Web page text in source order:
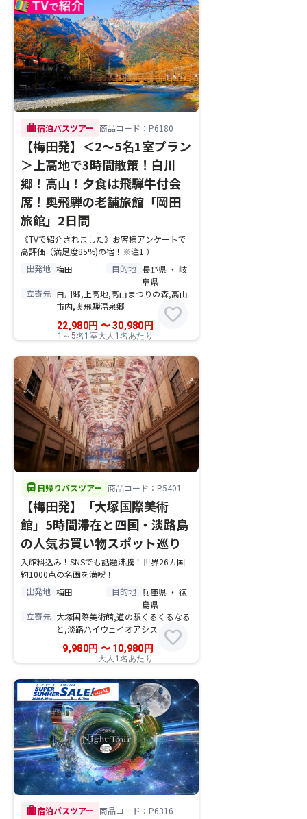
trip宿泊バスツアー 商品コード：P6180
【梅田発】＜2～5名1室プラン
＞上高地で3時間散策！白川
郷！高山！夕食は飛騨牛付会
席！奥飛騨の老舗旅館「岡田
旅館」2日間
《TVで紹介されました》お客様アンケートで
高評価（満足度85%)の宿！※注1 ）
出発地 梅田 目的地 長野県 ・ 岐
阜県
立寄先 白川郷,上高地,高山まつりの森,高山
市内,奥飛騨温泉郷
22,980円 〜30,980 円
1～5名1室大人1名あたり
favorite
directions_bus 日帰りバスツアー 商品コード：P5401
【梅田発】「大塚国際美術
館」5時間滞在と四国・淡路島
の人気お買い物スポット巡り
入館料込み！SNSでも話題沸騰！世界26カ国
約1000点の名画を満喫！
出発地 梅田 目的地 兵庫県 ・ 徳
島県
立寄先 大塚国際美術館,道の駅くるくるなる
と,淡路ハイウェイオアシス
9,980円 〜10,980 円
大人1名あたり
favorite
trip宿泊バスツアー 商品コード：P6316